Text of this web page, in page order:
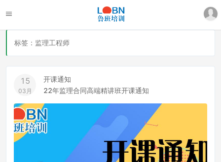
标签：监理工程师
15
03月
开课通知
22年监理合同高端精讲班开课通知